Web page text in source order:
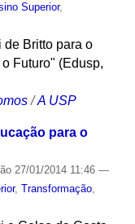
Superior,
de Britto para o
Futuro" (Edusp,
/A USP
para o
27/01/2014 11:46 —
, Transformação,